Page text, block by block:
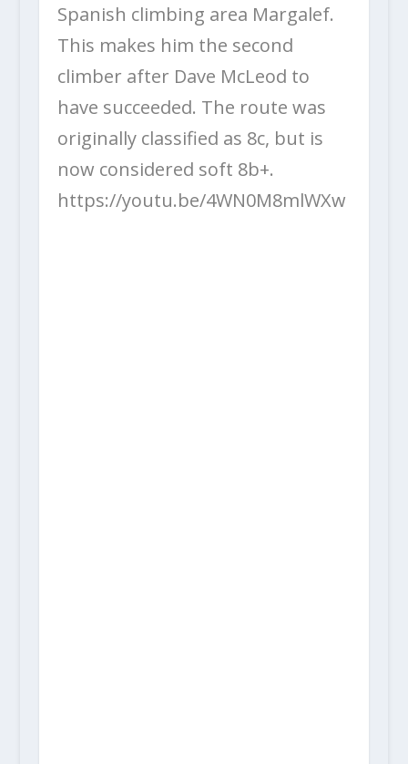
Spanish climbing area Margalef.
This makes him the second
climber after Dave McLeod to
have succeeded. The route was
originally classified as 8c, but is
now considered soft 8b+.
https://youtu.be/4WN0M8mlWXw